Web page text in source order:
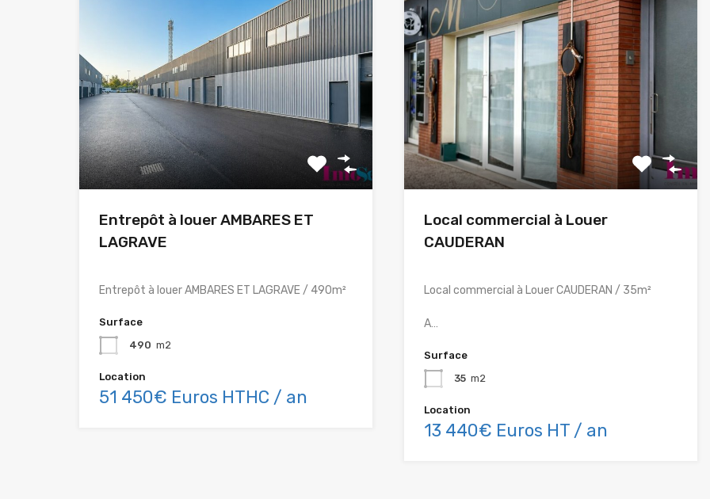
Entrepôt à louer AMBARES ET
LAGRAVE
Entrepôt à louer AMBARES ET LAGRAVE / 490m²
Surface
490 m2
Location
51 450€ Euros HTHC / an
Local commercial à Louer
CAUDERAN
Local commercial à Louer CAUDERAN / 35m²
A…
Surface
35 m2
Location
13 440€ Euros HT / an